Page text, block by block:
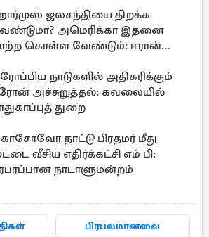
ஜலசந்தியை திறக்க
அமெரிக்கா இதனை
கொள்ள வேண்டும்: ஈரான்
நாடுகளில் அதிகரிக்கும்
அச்சுறுத்தல்: கவலையில்
துறை
நாட்டு பிரதமர் மீது
வீசிய எதிர்க்கட்சி எம் பி:
நாடாளுமன்றம்
பிரபலமானவை